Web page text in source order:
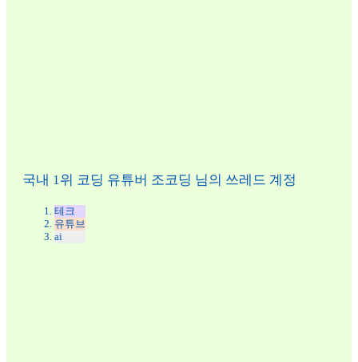
국내 1위 코딩 유튜버 조코딩 님의 쓰레드 계정
테크
유튜브
ai